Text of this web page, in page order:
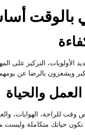
بالوقت
التركيز على
ويشعرون بالرضا عن
والحياة
للراحة، الهوايات،
حياتك متكاملة وليست